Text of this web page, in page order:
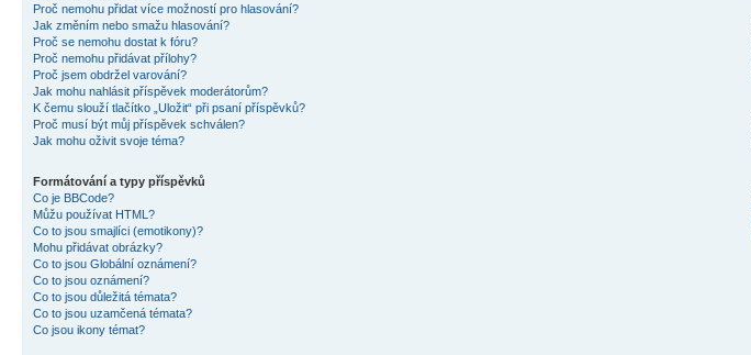
Proč nemohu přidat více možností pro hlasování?
Jak změním nebo smažu hlasování?
Proč se nemohu dostat k fóru?
Proč nemohu přidávat přílohy?
Proč jsem obdržel varování?
Jak mohu nahlásit příspěvek moderátorům?
K čemu slouží tlačítko „Uložit“ při psaní příspěvků?
Proč musí být můj příspěvek schválen?
Jak mohu oživit svoje téma?
Formátování a typy příspěvků
Co je BBCode?
Můžu používat HTML?
Co to jsou smajlíci (emotikony)?
Mohu přidávat obrázky?
Co to jsou Globální oznámení?
Co to jsou oznámení?
Co to jsou důležitá témata?
Co to jsou uzamčená témata?
Co jsou ikony témat?